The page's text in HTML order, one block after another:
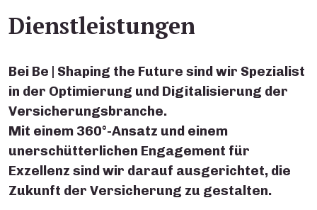
Dienstleistungen
Bei Be | Shaping the Future sind wir Spezialist
in der Optimierung und Digitalisierung der
Versicherungsbranche.
Mit einem 360°-Ansatz und einem
unerschütterlichen Engagement für
Exzellenz sind wir darauf ausgerichtet, die
Zukunft der Versicherung zu gestalten.